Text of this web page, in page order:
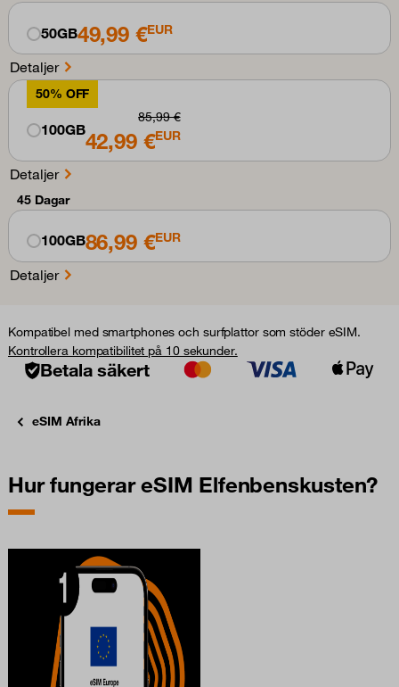
50GB49,99 €EUR
Detaljer
50% OFF
100GB
85,99 €
42,99 €EUR
Detaljer
45 Dagar
100GB86,99 €EUR
Detaljer
Kompatibel med smartphones och surfplattor som stöder eSIM.
Kontrollera kompatibilitet på 10 sekunder.
Betala säkert
eSIM Afrika
Hur fungerar eSIM Elfenbenskusten?